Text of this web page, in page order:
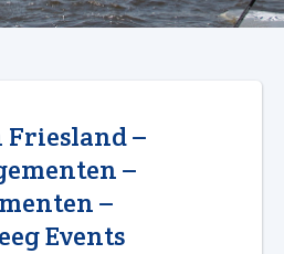
Friesland –
–
–
Events